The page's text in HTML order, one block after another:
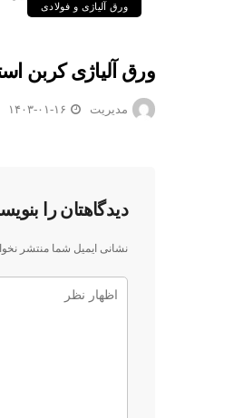
ورق آلیاژی و فولادی
ورق آلیاژی کربن
مدیریت ۱۴۰۳-۰۱-۱۶
دیدگاهتان را
نشانی ایمیل شما منتشر